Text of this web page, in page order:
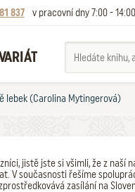
837 v pracovní dny 7:00 - 14:00
lebek (Carolina Mytingerová)
jistě jste si všimli, že z naší
V současnosti řešíme
zasílání na